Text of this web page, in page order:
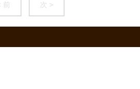
前 次 >